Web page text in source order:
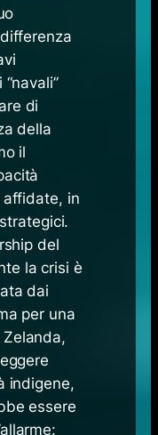
di
della
il
affidate, in
del
la crisi è
dai
per una
indigene,
essere